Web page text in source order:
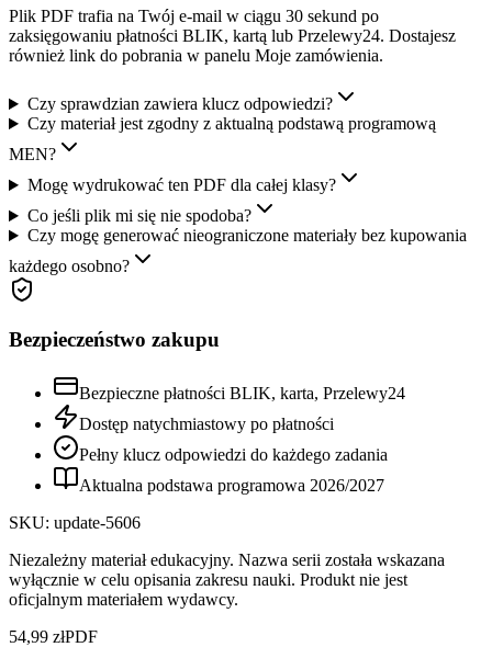
Plik PDF trafia na Twój e-mail w ciągu 30 sekund po
zaksięgowaniu płatności BLIK, kartą lub Przelewy24. Dostajesz
również link do pobrania w panelu Moje zamówienia.
Czy sprawdzian zawiera klucz odpowiedzi?
Czy materiał jest zgodny z aktualną podstawą programową
MEN?
Mogę wydrukować ten PDF dla całej klasy?
Co jeśli plik mi się nie spodoba?
Czy mogę generować nieograniczone materiały bez kupowania
każdego osobno?
Bezpieczeństwo zakupu
Bezpieczne płatności BLIK, karta, Przelewy24
Dostęp natychmiastowy po płatności
Pełny klucz odpowiedzi do każdego zadania
Aktualna podstawa programowa 2026/2027
SKU: update-5606
Niezależny materiał edukacyjny. Nazwa serii została wskazana
wyłącznie w celu opisania zakresu nauki. Produkt nie jest
oficjalnym materiałem wydawcy.
54,99 złPDF